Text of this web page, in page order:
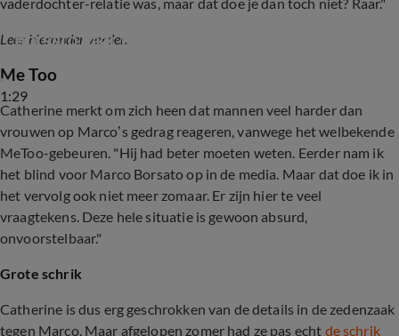
Lees hieronder verder.
1:29
Vermeend slachtoffer was naakt toen Marco
Borsato haar troostte
Me Too
Catherine merkt om zich heen dat mannen veel harder dan
vrouwen op Marco’s gedrag reageren, vanwege het welbekende
MeToo-gebeuren. "Hij had beter moeten weten. Eerder nam ik
het blind voor Marco Borsato op in de media. Maar dat doe ik in
het vervolg ook niet meer zomaar. Er zijn hier te veel
vraagtekens. Deze hele situatie is gewoon absurd,
onvoorstelbaar."
Grote schrik
Catherine is dus erg geschrokken van de details in de zedenzaak
tegen Marco. Maar afgelopen zomer had ze pas echt de schrik